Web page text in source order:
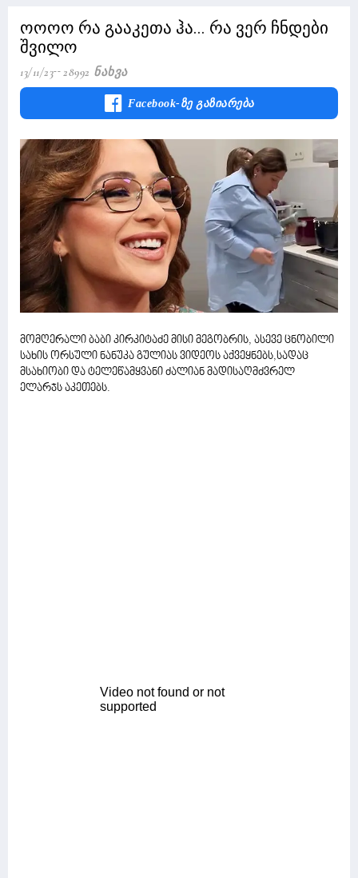
ოოოო რა გააკეთა ჰა... რა ვერ ჩნდები
შვილო
13/11/23 28992 Ნახვა
Facebook-Ზე Გაზიარება
მომღერალი ბაბი კირკიტაძე მისი მეგობრის, ასევე ცნობილი
სახის ორსული ნანუკა გულიას ვიდეოს აქვეყნებს,სადაც
მსახიობი და ტელეწამყვანი ძალიან მადისაღმძვრელ
ელარჯს აკეთებს.